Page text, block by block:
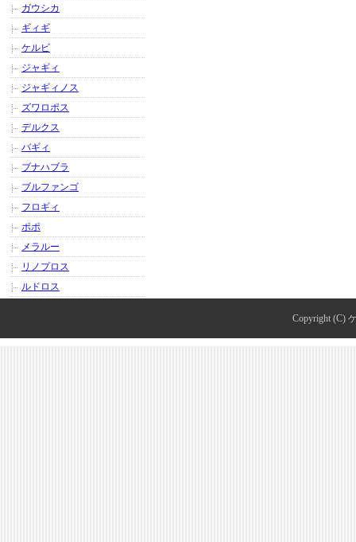
ガウシカ
ギィギ
ケルビ
ジャギィ
ジャギィノス
ズワロポス
デルクス
バギィ
ブナハブラ
ブルファンゴ
フロギィ
ポポ
メラルー
リノプロス
ルドロス
Copyright (C)